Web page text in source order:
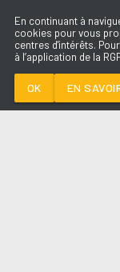
En continuant à
cookies pour vous
centres d'intérêts.
à l’application de la
OK EN